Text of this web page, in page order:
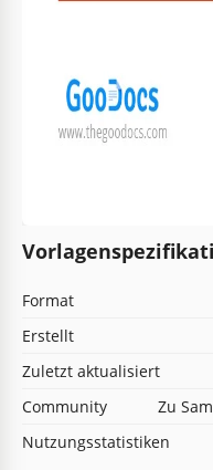
Format
Erstellt
Zuletzt aktualisiert
Community
Zu
Nutzungsstatistiken